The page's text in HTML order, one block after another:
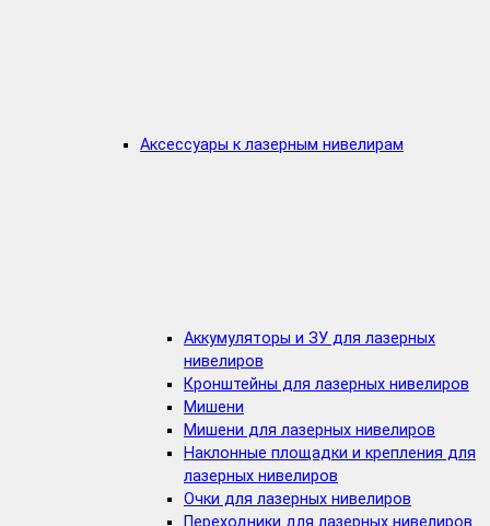
Аксессуары к лазерным нивелирам
Аккумуляторы и ЗУ для лазерных
нивелиров
Кронштейны для лазерных нивелиров
Мишени
Мишени для лазерных нивелиров
Наклонные площадки и крепления для
лазерных нивелиров
Очки для лазерных нивелиров